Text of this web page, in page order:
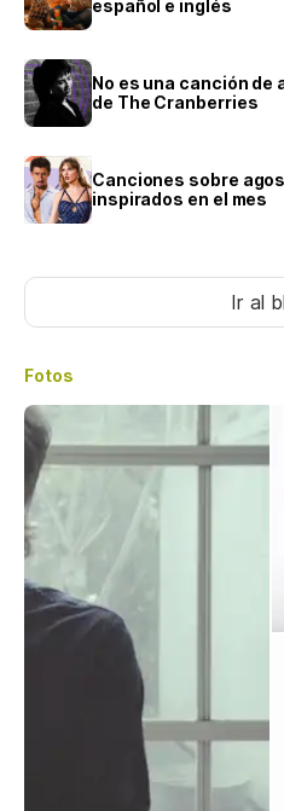
español e inglés
No es una canción de
de The Cranberries
Canciones sobre
inspirados en el mes
Ir al
Fotos